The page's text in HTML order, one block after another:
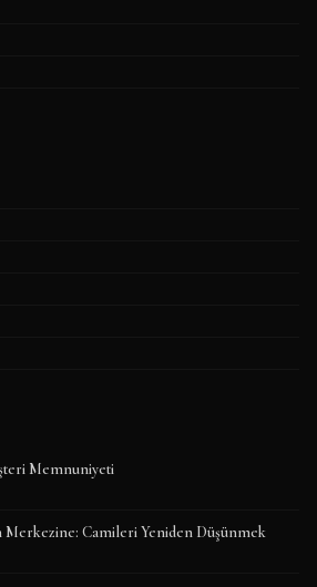
Memnuniyeti
Merkezine: Camileri Yeniden Düşünmek